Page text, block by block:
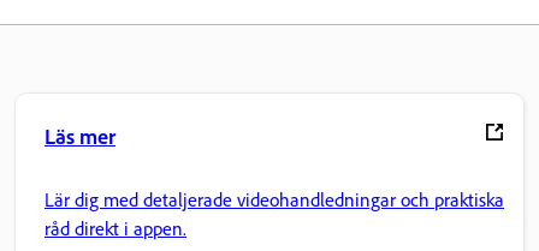
Läs mer
Lär dig med detaljerade videohandledningar och praktiska
råd direkt i appen.